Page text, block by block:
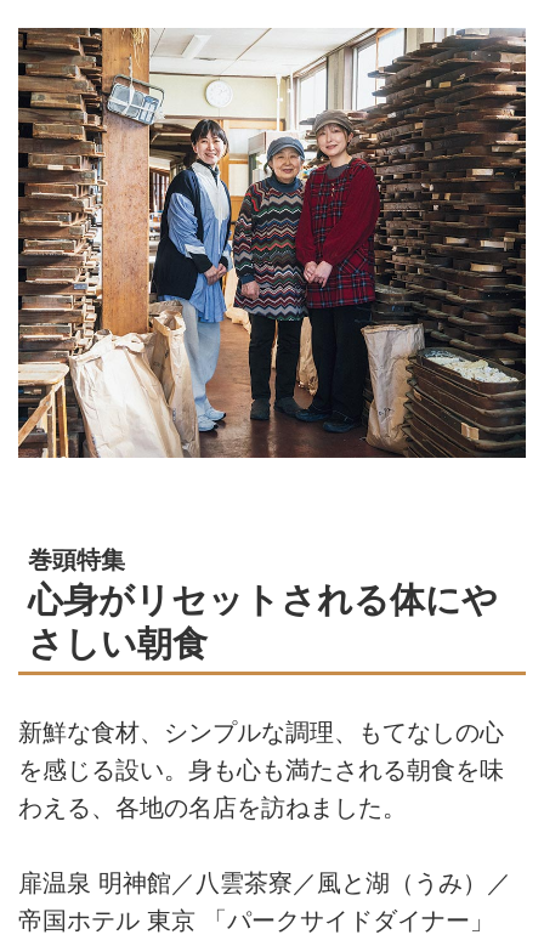
巻頭特集
心身がリセットされる体にや
さしい朝食
新鮮な食材、シンプルな調理、もてなしの心
を感じる設い。身も心も満たされる朝食を味
わえる、各地の名店を訪ねました。
扉温泉 明神館／八雲茶寮／風と湖（うみ）／
帝国ホテル 東京 「パークサイドダイナー」